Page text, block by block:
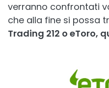
verranno confrontati
che alla fine si possa
Trading 212 o eToro,